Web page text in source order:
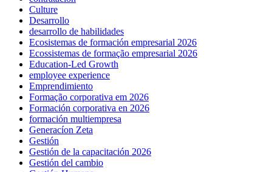
Culture
Desarrollo
desarrollo de habilidades
Ecosistemas de formación empresarial 2026
Ecossistemas de formação empresarial 2026
Education-Led Growth
employee experience
Emprendimiento
Formação corporativa em 2026
Formación corporativa en 2026
formación multiempresa
Generacíon Zeta
Gestión
Gestión de la capacitación 2026
Gestión del cambio